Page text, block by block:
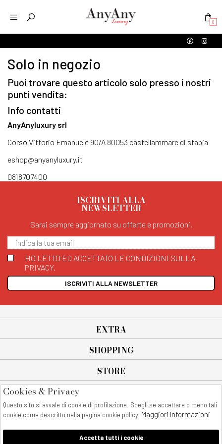
0
Solo in negozio
Puoi trovare questo articolo solo presso i nostri
punti vendita:
Info contatti
AnyAnyluxury srl
Corso Vittorio Emanuele 90/A 80053 castellammare di stabia
eshop@anyanyluxury.it
0818707400
ISCRIVITI ALLA
NEWSLETTER
Sarai sempre aggiornato su offerte e promozioni.
HO LETTO ED ACCETTATO LE CONDIZIONI SULLA
PRIVACY.
ISCRIVITI ALLA NEWSLETTER
EXTRA
SHOPPING
STORE
All rights reserved - © Copyright 2026
AnyAnyluxury srl - Sede Legale: Corso Vittorio Emanuele 90/A - 80053
castellammare di stabia - Italia
Cookies & Privacy
Questo sito si avvale di cookie di profilazione. Scegli se accettare o meno tali
cookie come descritto nella pagina cookie policy. Maggiori Informazioni
Accetta tutti i cookie